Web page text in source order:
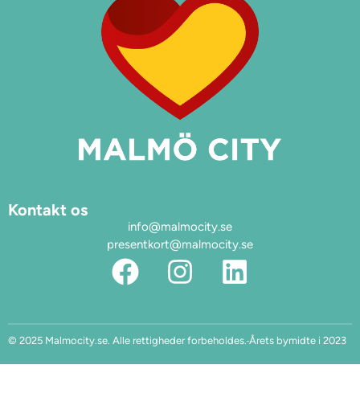
Kontakt os
info@malmocity.se
presentkort@malmocity.se
© 2025 Malmocity.se. Alle rettigheder forbeholdes. Årets bymidte i 2023